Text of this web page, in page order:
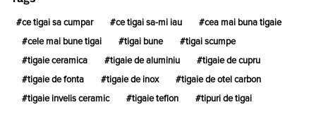
ce tigai sa cumpar ce tigai sa-mi iau cea mai buna tigaie
cele mai bune tigai tigai bune tigai scumpe
tigaie ceramica tigaie de aluminiu tigaie de cupru
tigaie de fonta tigaie de inox tigaie de otel carbon
tigaie invelis ceramic tigaie teflon tipuri de tigai